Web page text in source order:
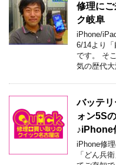
修理に
ク岐阜
iPhone/
6/14より
です。 そ
気の歴代
バッテ
ォン5S
♪iPhone
iPhone修
「どん兵